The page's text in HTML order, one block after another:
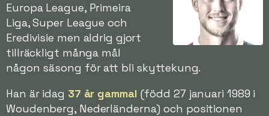
Europa League, Primeira
Liga, Super League och
Eredivisie men aldrig gjort
tillräckligt många mål
någon säsong för att bli skyttekung.
Han är idag 37 år gammal (född 27 januari 1989 i
Woudenberg, Nederländerna) och positionen